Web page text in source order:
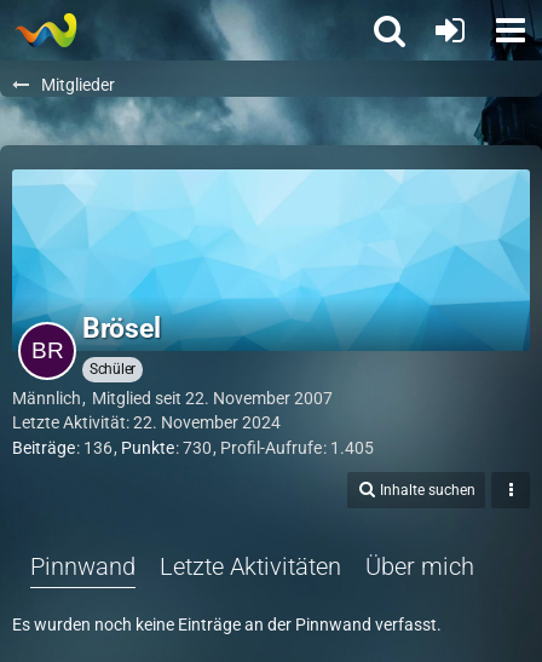
Mitglieder
Brösel
Schüler
Männlich
Mitglied seit 22. November 2007
Letzte Aktivität:22. November 2024
Beiträge 136 Punkte 730 Profil-Aufrufe 1.405
Inhalte suchen
Pinnwand Letzte Aktivitäten Über mich
Es wurden noch keine Einträge an der Pinnwand verfasst.